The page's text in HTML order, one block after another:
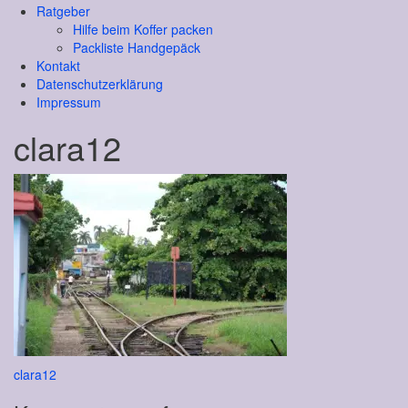
Ratgeber
Hilfe beim Koffer packen
Packliste Handgepäck
Kontakt
Datenschutzerklärung
Impressum
clara12
Beitragsnavigation
clara12